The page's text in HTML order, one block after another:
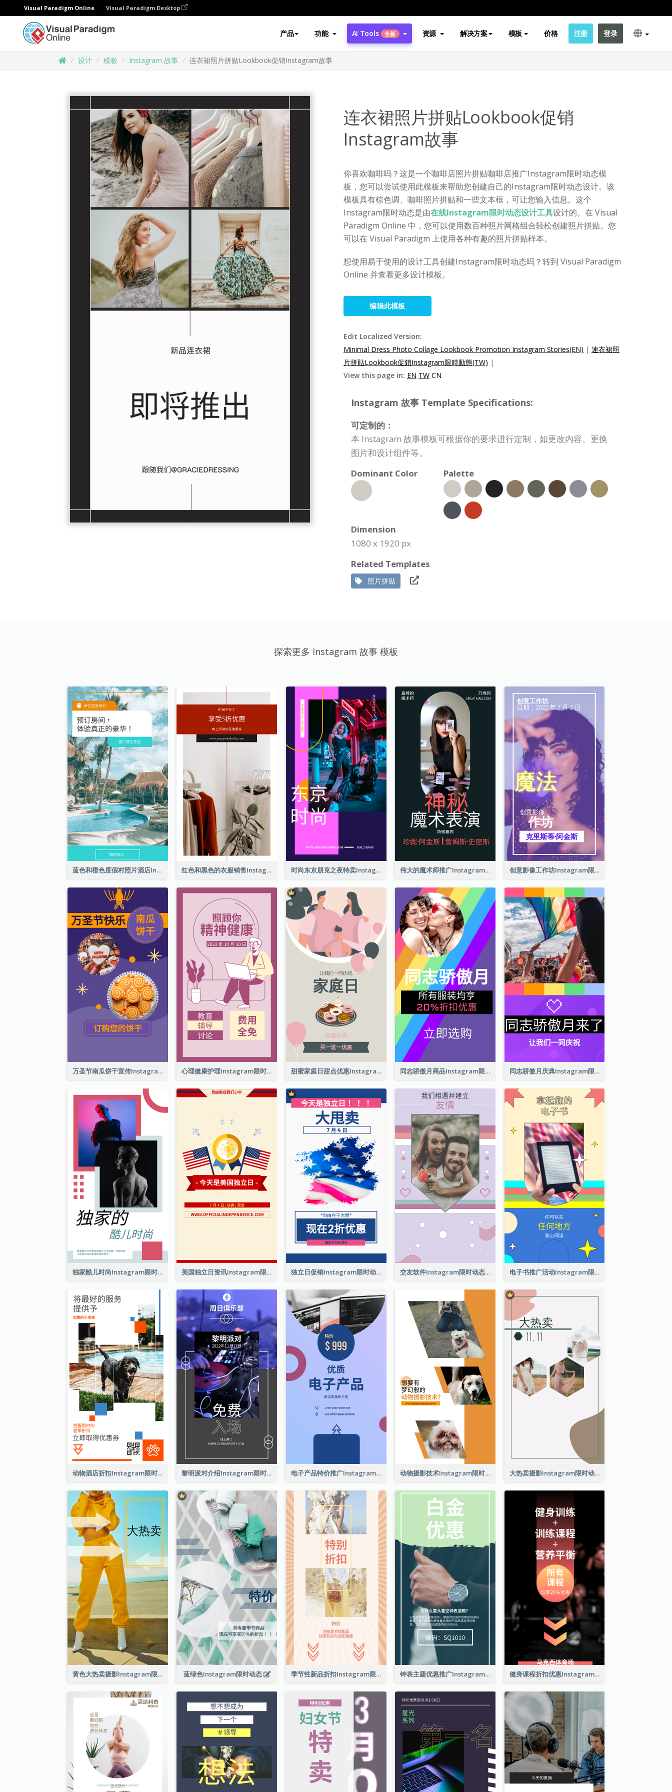
Visual Paradigm Online Visual Paradigm Desktop
产品 功能 AI Tools 全新 资源 解决方案 模板 价格 注册 登录
设计 模板 Instagram 故事 连衣裙照片拼贴Lookbook促销Instagram故事
连衣裙照片拼贴Lookbook促销
Instagram故事
你喜欢咖啡吗？这是一个咖啡店照片拼贴咖啡店推广Instagram限时动态模
板，您可以尝试使用此模板来帮助您创建自己的Instagram限时动态设计。该
模板具有棕色调、咖啡照片拼贴和一些文本框，可让您输入信息。这个
Instagram限时动态是由在线Instagram限时动态设计工具设计的。在 Visual
Paradigm Online 中，您可以使用数百种照片网格组合轻松创建照片拼贴。您
可以在 Visual Paradigm 上使用各种有趣的照片拼贴样本。
想使用易于使用的设计工具创建Instagram限时动态吗？转到 Visual Paradigm
Online 并查看更多设计模板。
编辑此模板
Edit Localized Version:
Minimal Dress Photo Collage Lookbook Promotion Instagram Stories(EN) | 連衣裙照
片拼貼Lookbook促銷Instagram限時動態(TW) |
View this page in: EN TW CN
Instagram 故事 Template Specifications:
可定制的：
本 Instagram 故事模板可根据你的要求进行定制，如更改内容、更换
图片和设计组件等。
Dominant Color
Palette
Dimension
1080 x 1920 px
Related Templates
照片拼贴
探索更多 Instagram 故事 模板
蓝色和橙色度假村照片酒店Instagram限时动态 红色和黑色的衣服销售Instagram限时动态 时尚东京朋克之夜特卖Instagram限时动态 伟大的魔术师推广Instagram限时动态 创意影像工作坊Instagram限时动态
万圣节南瓜饼干宣传Instagram限时动态 心理健康护理Instagram限时动态 甜蜜家庭日甜点优惠Instagram限时动态 同志骄傲月商品Instagram限时动态 同志骄傲月庆典Instagram限时动态
独家酷儿时尚Instagram限时动态 美国独立日资讯Instagram限时动态 独立日促销Instagram限时动态 交友软件Instagram限时动态 电子书推广活动Instagram限时动态
动物酒店折扣Instagram限时动态 黎明派对介绍Instagram限时动态 电子产品特价推广Instagram限时动态 动物摄影技术Instagram限时动态 大热卖摄影Instagram限时动态
黄色大热卖摄影Instagram限时动态 蓝绿色Instagram限时动态 季节性新品折扣Instagram限时动态 钟表主题优惠推广Instagram限时动态 健身课程折扣优惠Instagram限时动态